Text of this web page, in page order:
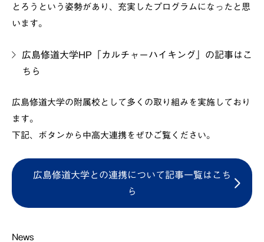
とろうという姿勢があり、充実したプログラムになったと思
います。
広島修道大学HP「カルチャーハイキング」の記事はこ
ちら
広島修道大学の附属校として多くの取り組みを実施しており
ます。
下記、ボタンから中高大連携をぜひご覧ください。
広島修道大学との連携について記事一覧はこち
ら
News